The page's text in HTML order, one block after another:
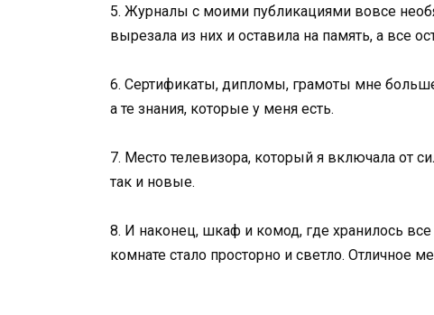
5. Журналы с моими публикациями вовсе
вырезала из них и оставила на память, а все
6. Сертификаты, дипломы, грамоты мне
а те знания, которые у меня есть.
7. Место телевизора, который я включала от
так и новые.
8. И наконец, шкаф и комод, где хранилось
комнате стало просторно и светло. Отличное